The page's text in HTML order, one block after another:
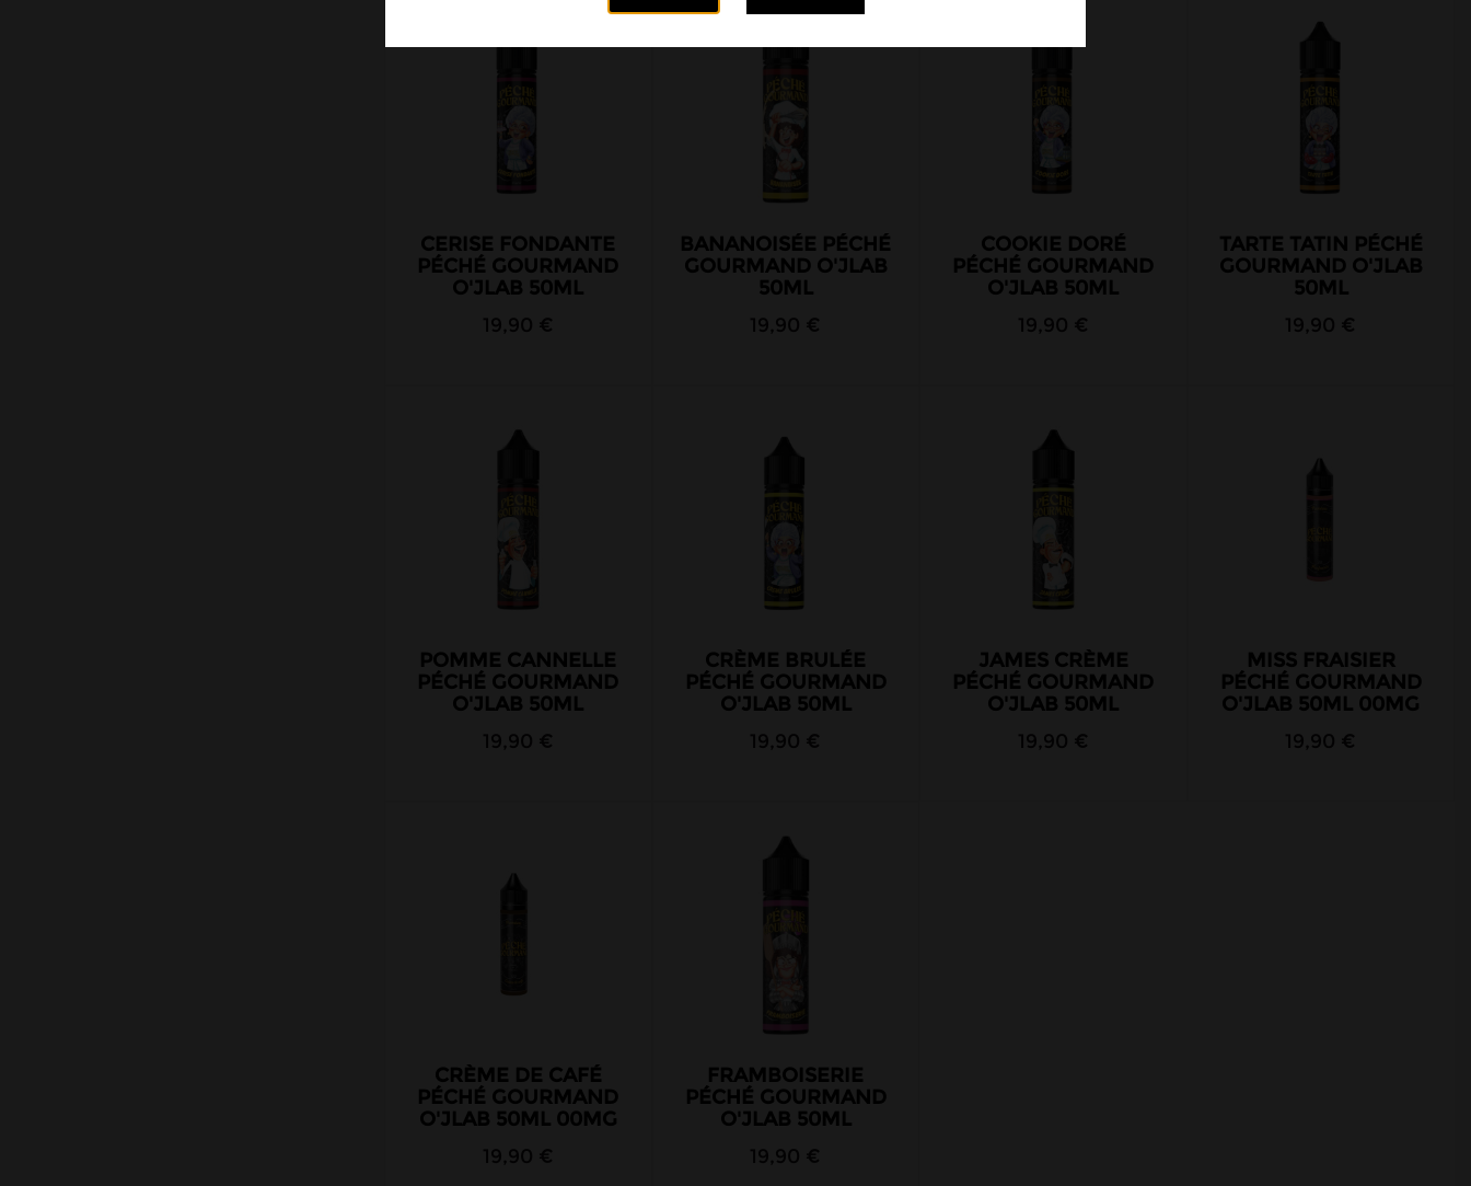
CERISE FONDANTE
PÉCHÉ GOURMAND
O'JLAB 50ML
19,90 €
BANANOISÉE PÉCHÉ
GOURMAND O'JLAB
50ML
19,90 €
COOKIE DORÉ
PÉCHÉ GOURMAND
O'JLAB 50ML
19,90 €
TARTE TATIN PÉCHÉ
GOURMAND O'JLAB
50ML
19,90 €
POMME CANNELLE
PÉCHÉ GOURMAND
O'JLAB 50ML
19,90 €
CRÈME BRULÉE
PÉCHÉ GOURMAND
O'JLAB 50ML
19,90 €
JAMES CRÈME
PÉCHÉ GOURMAND
O'JLAB 50ML
19,90 €
MISS FRAISIER
PÉCHÉ GOURMAND
O'JLAB 50ML 00MG
19,90 €
CRÈME DE CAFÉ
PÉCHÉ GOURMAND
O'JLAB 50ML 00MG
19,90 €
FRAMBOISERIE
PÉCHÉ GOURMAND
O'JLAB 50ML
19,90 €